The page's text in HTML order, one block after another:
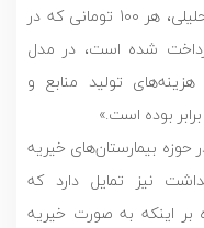
سازمان بهداشت جهانی و در یک مدل تحلیلی، هر 100 تومانی که در
پرداخت شده است، در مدل
تولید منابع و
بیمارستان‌های خیریه
نیز تمایل دارد که
بر اینکه به صورت خیریه